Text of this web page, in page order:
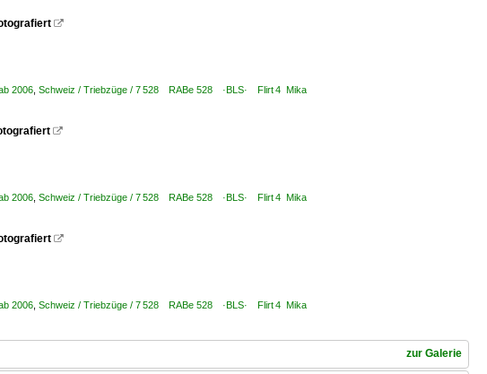

2006 Schweiz / Triebzüge / 7 528 RABe 528 ·BLS· Flirt 4 Mika

2006 Schweiz / Triebzüge / 7 528 RABe 528 ·BLS· Flirt 4 Mika

2006 Schweiz / Triebzüge / 7 528 RABe 528 ·BLS· Flirt 4 Mika
zur Galerie